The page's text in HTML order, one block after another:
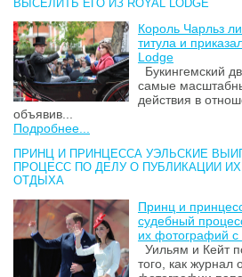
ВЫСЕЛИТЬ ЕГО ИЗ ROYAL LODGE
Король Чарльз
титула и
Lodge
Букингемский
самые
действия в
объявив...
Подробнее...
ПРИНЦ И ПРИНЦЕССА УЭЛЬСКИЕ
ПРОЦЕСС ПО ДЕЛУ О ПУБЛИКАЦИИ
ОТДЫХА
Принц и
судебный
их фотографий с
Уильям и Кейт
того, как журнал